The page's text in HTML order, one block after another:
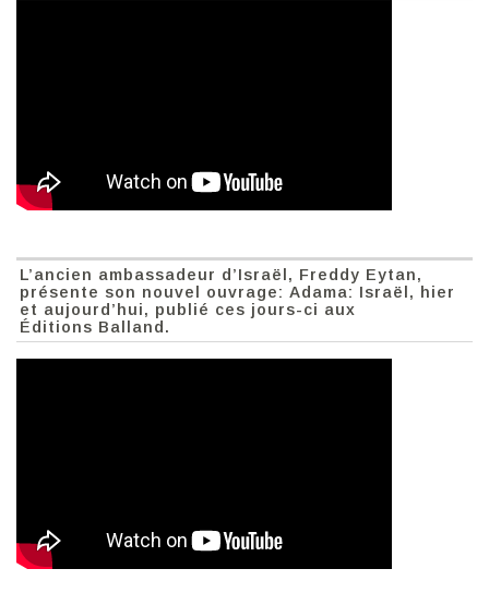
L’ancien ambassadeur d’Israël, Freddy Eytan,
présente son nouvel ouvrage: Adama: Israël, hier
et aujourd’hui, publié ces jours-ci aux
Éditions Balland.